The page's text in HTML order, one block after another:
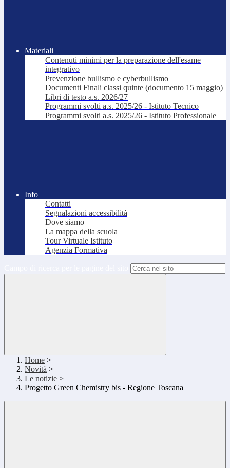
Materiali
Contenuti minimi per la preparazione dell'esame
integrativo
Prevenzione bullismo e cyberbullismo
Documenti Finali classi quinte (documento 15 maggio)
Libri di testo a.s. 2026/27
Programmi svolti a.s. 2025/26 - Istituto Tecnico
Programmi svolti a.s. 2025/26 - Istituto Professionale
Info
Contatti
Segnalazioni accessibilità
Dove siamo
La mappa della scuola
Tour Virtuale Istituto
Agenzia Formativa
Home >
Novità >
Le notizie >
Progetto Green Chemistry bis - Regione Toscana